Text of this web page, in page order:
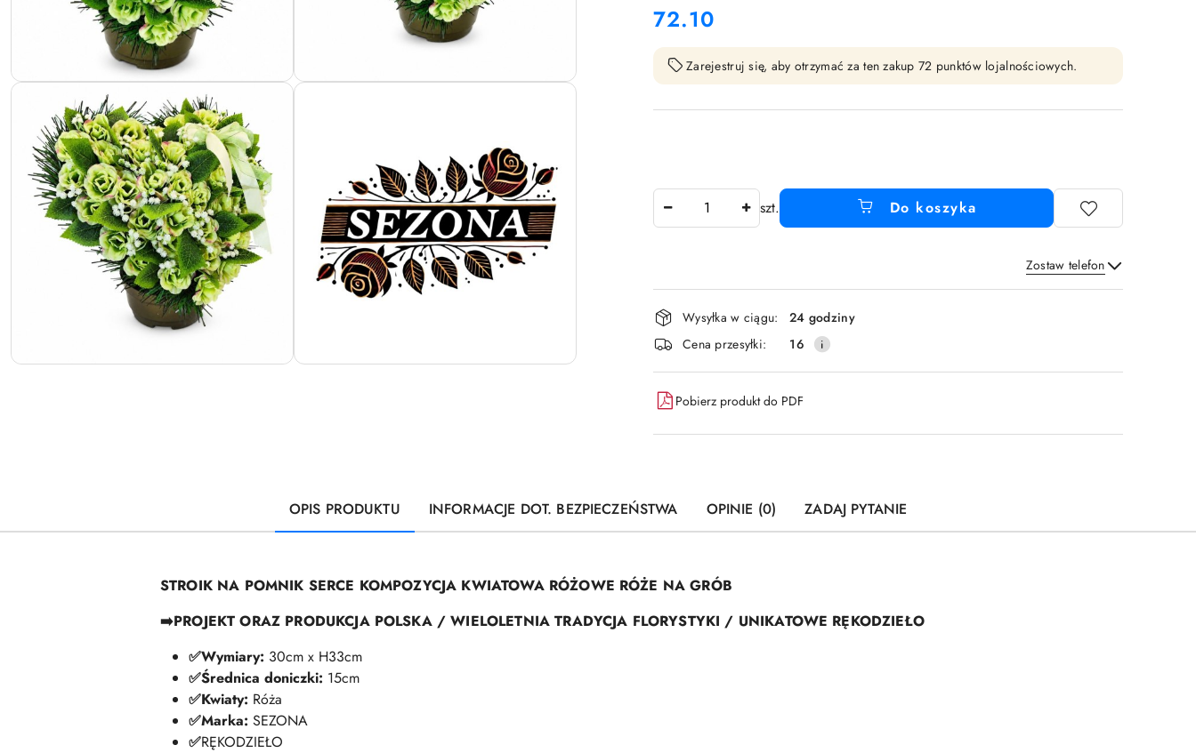
Cena:
72.10
Zarejestruj się, aby otrzymać za ten zakup 72 punktów lojalnościowych.
szt. Do koszyka
Zostaw telefon
Wyślij
Dostępność
i
dostawa
Wysyłka w ciągu:
24 godziny
Cena przesyłki:
16
Pobierz produkt do PDF
OPIS PRODUKTU INFORMACJE DOT. BEZPIECZEŃSTWA OPINIE (0) ZADAJ PYTANIE
STROIK NA POMNIK SERCE KOMPOZYCJA KWIATOWA RÓŻOWE RÓŻE NA GRÓB
➡️PROJEKT ORAZ PRODUKCJA POLSKA / WIELOLETNIA TRADYCJA FLORYSTYKI / UNIKATOWE RĘKODZIEŁO
✅Wymiary: 30cm x H33cm
✅Średnica doniczki: 15cm
✅Kwiaty: Róża
✅Marka: SEZONA
✅RĘKODZIEŁO